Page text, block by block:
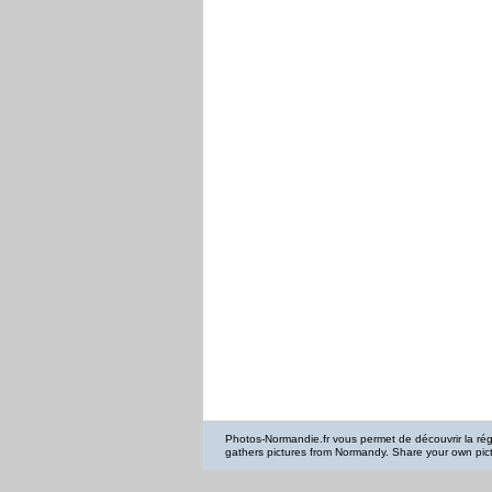
Photos-Normandie.fr vous permet de découvrir la
gathers pictures from Normandy. Share your own